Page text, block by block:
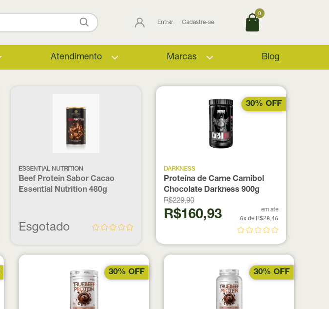
Entrar Cadastre-se
0
Atendimento Marcas Blog
ESSENTIAL NUTRITION
Beef Protein Sabor Cacao
Essential Nutrition 480g
Esgotado
30% OFF
DARKNESS
Proteína de Carne Carnibol
Chocolate Darkness 900g
R$229,90
R$160,93
em ate
6x de R$28,46
30% OFF 30% OFF